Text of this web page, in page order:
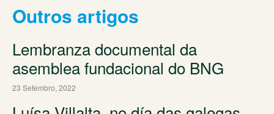
Outros artigos
Lembranza documental da
asemblea fundacional do BNG
23 Setembro, 2022